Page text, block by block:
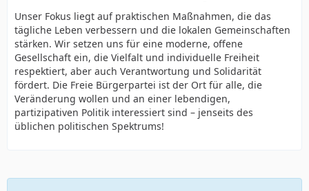
Unser Fokus liegt auf praktischen Maßnahmen, die das
tägliche Leben verbessern und die lokalen Gemeinschaften
stärken. Wir setzen uns für eine moderne, offene
Gesellschaft ein, die Vielfalt und individuelle Freiheit
respektiert, aber auch Verantwortung und Solidarität
fördert. Die Freie Bürgerpartei ist der Ort für alle, die
Veränderung wollen und an einer lebendigen,
partizipativen Politik interessiert sind – jenseits des
üblichen politischen Spektrums!